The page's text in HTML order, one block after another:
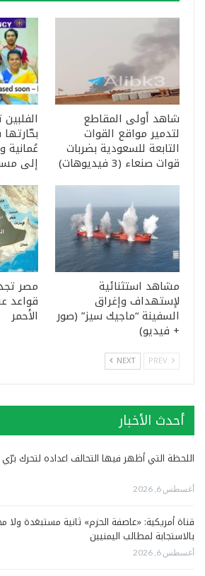
شاهد أولى المقاطع
لتدمير مواقع القوات
التابعة للسعودية بضربات
قوات صنعاء (3 فيديوهات) إلى
مشاهد استثنائية
لإستهداف وإغراق
السفينة “ماجيك سيز” (صور
+ فيديو)
مصر
قواعد
الأحمر
NEXT
أحدث الأخبار
اللحظة التي أظهر فيها التحالف اعداده لتحرك
أغسطس 6, 2026
قناة أمريكية: «عاصفة الحزم» ثانية مستبعَدة ولا
بالاستجابة لمطالب اليمنيين
أغسطس 6, 2026